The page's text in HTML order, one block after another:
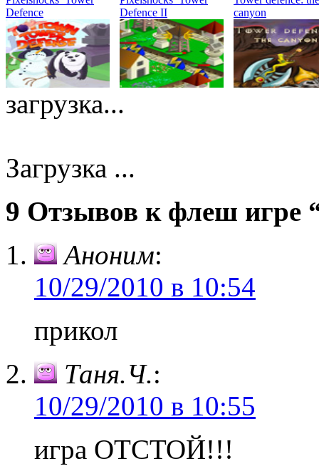
Defence
Defence II
canyon
загрузка...
Загрузка ...
9 Отзывов к флеш игре
Аноним:
10/29/2010 в 10:54
прикол
Таня.Ч.:
10/29/2010 в 10:55
игра ОТСТОЙ!!!